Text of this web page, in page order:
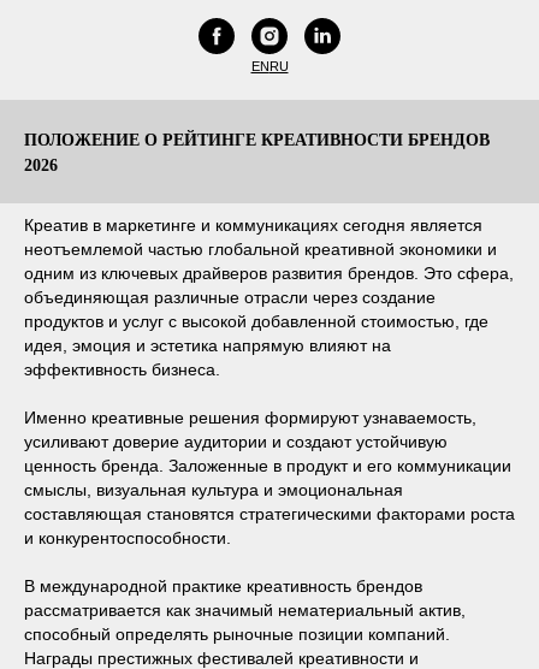
ENRU
ПОЛОЖЕНИЕ О РЕЙТИНГЕ КРЕАТИВНОСТИ БРЕНДОВ
2026
Креатив в маркетинге и коммуникациях сегодня является
неотъемлемой частью глобальной креативной экономики и
одним из ключевых драйверов развития брендов. Это сфера,
объединяющая различные отрасли через создание
продуктов и услуг с высокой добавленной стоимостью, где
идея, эмоция и эстетика напрямую влияют на
эффективность бизнеса.
Именно креативные решения формируют узнаваемость,
усиливают доверие аудитории и создают устойчивую
ценность бренда. Заложенные в продукт и его коммуникации
смыслы, визуальная культура и эмоциональная
составляющая становятся стратегическими факторами роста
и конкурентоспособности.
В международной практике креативность брендов
рассматривается как значимый нематериальный актив,
способный определять рыночные позиции компаний.
Награды престижных фестивалей креативности и